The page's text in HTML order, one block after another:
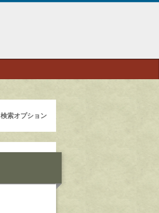
検索オプション